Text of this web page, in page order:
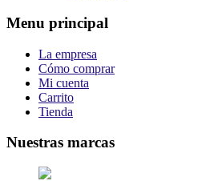
Menu principal
La empresa
Cómo comprar
Mi cuenta
Carrito
Tienda
Nuestras marcas